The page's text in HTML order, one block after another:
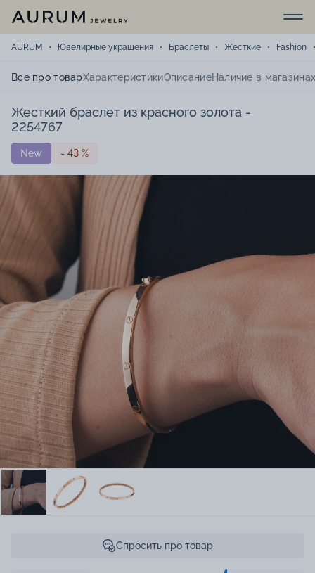
AURUM Ювелирные украшения Браслеты Жесткие Fashion
Все про товарХарактеристикиОписаниеНаличие в
Жесткий браслет из красного золота -
2254767
New - 43 %
Спросить про товар